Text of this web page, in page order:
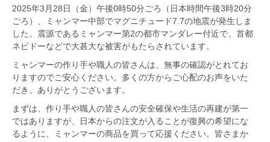
2025年3月28日（金）午後0時50分ごろ（日本時間午後3時20分
ごろ）、ミャンマー中部でマグニチュード7.7の地震が発生しま
した。震源であるミャンマー第2の都市マンダレー付近で、首都
ネピドーなどで大甚大な被害がもたらされています。
ミャンマーの作り手や職人の皆さんは、無事の確認がとれてお
りますのでご安心ください。多くの方からご心配のお声をいた
だき、ありがとうございます。
まずは、作り手や職人の皆さんの安全確保や生活の再建が第一
ではありますが、日本からの注文が入ることが復興の希望にな
るように、ミャンマーの商品を買って応援ください。皆さまか